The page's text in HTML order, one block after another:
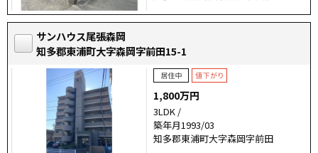
サンハウス尾張森岡
知多郡東浦町大字森岡字前田15-1
1,800万円
3LDK /
築年月1993/03
知多郡東浦町大字森岡字前田